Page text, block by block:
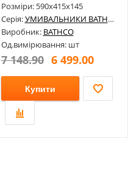
Розміри: 590х415х145
Серія:УМИВАЛЬНИКИ BATHCO
Виробник: BATHCO
Од.вимірювання: шт
7 148.90 6 499.00
Купити